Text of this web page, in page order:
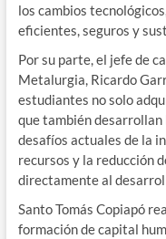
los cambios
eficientes, seguros y
Por su parte, el jefe de
Metalurgia, Ricardo
estudiantes no solo
que también
desafíos actuales de la
recursos y la reducción
directamente al
Santo Tomás Copiapó
formación de capital